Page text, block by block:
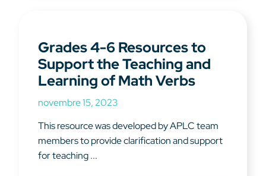
Grades 4-6 Resources to
Support the Teaching and
Learning of Math Verbs
novembre 15, 2023
This resource was developed by APLC team
members to provide clarification and support
for teaching ...